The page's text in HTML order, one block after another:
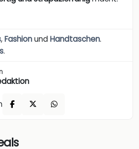
,FashionundHandtaschen.
.